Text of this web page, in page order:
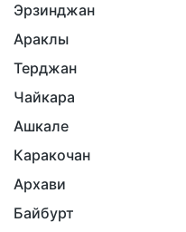
Эрзинджан
Араклы
Терджан
Чайкара
Ашкале
Каракочан
Архави
Байбурт